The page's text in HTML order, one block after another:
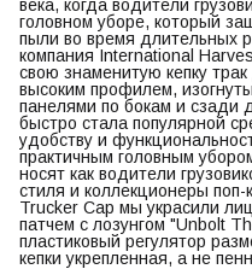
века, когда водители
головном уборе, который
пыли во время длительных
компания International
свою знаменитую кепку
высоким профилем,
панелями по бокам и сзади
быстро стала популярной
удобству и
практичным головным
носят как водители
стиля и коллекционеры
Trucker Cap мы украсили
патчем с лозунгом "Unbolt
пластиковый регулятор
кепки укрепленная, а не